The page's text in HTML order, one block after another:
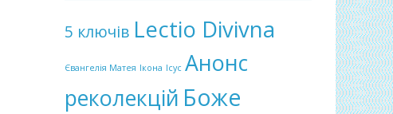
5 ключів Lectio Divivna
Євангелія Матея Ікона Ісус Анонс
реколекцій Боже